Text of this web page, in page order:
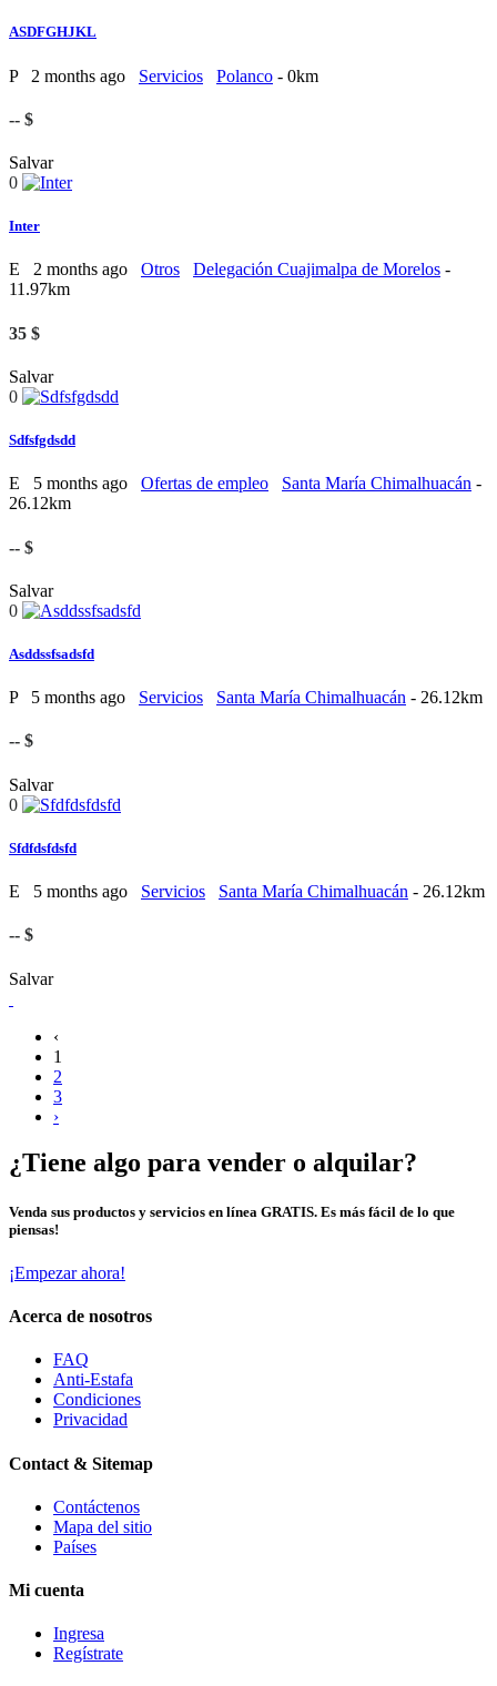
ASDFGHJKL
P 2 months ago Servicios Polanco - 0km
-- $
Salvar
0
Inter
E 2 months ago Otros Delegación Cuajimalpa de Morelos -
11.97km
35 $
Salvar
0
Sdfsfgdsdd
E 5 months ago Ofertas de empleo Santa María Chimalhuacán -
26.12km
-- $
Salvar
0
Asddssfsadsfd
P 5 months ago Servicios Santa María Chimalhuacán - 26.12km
-- $
Salvar
0
Sfdfdsfdsfd
E 5 months ago Servicios Santa María Chimalhuacán - 26.12km
-- $
Salvar
‹
1
2
3
›
¿Tiene algo para vender o alquilar?
Venda sus productos y servicios en línea GRATIS. Es más fácil de lo que
piensas!
¡Empezar ahora!
Acerca de nosotros
FAQ
Anti-Estafa
Condiciones
Privacidad
Contact & Sitemap
Contáctenos
Mapa del sitio
Países
Mi cuenta
Ingresa
Regístrate